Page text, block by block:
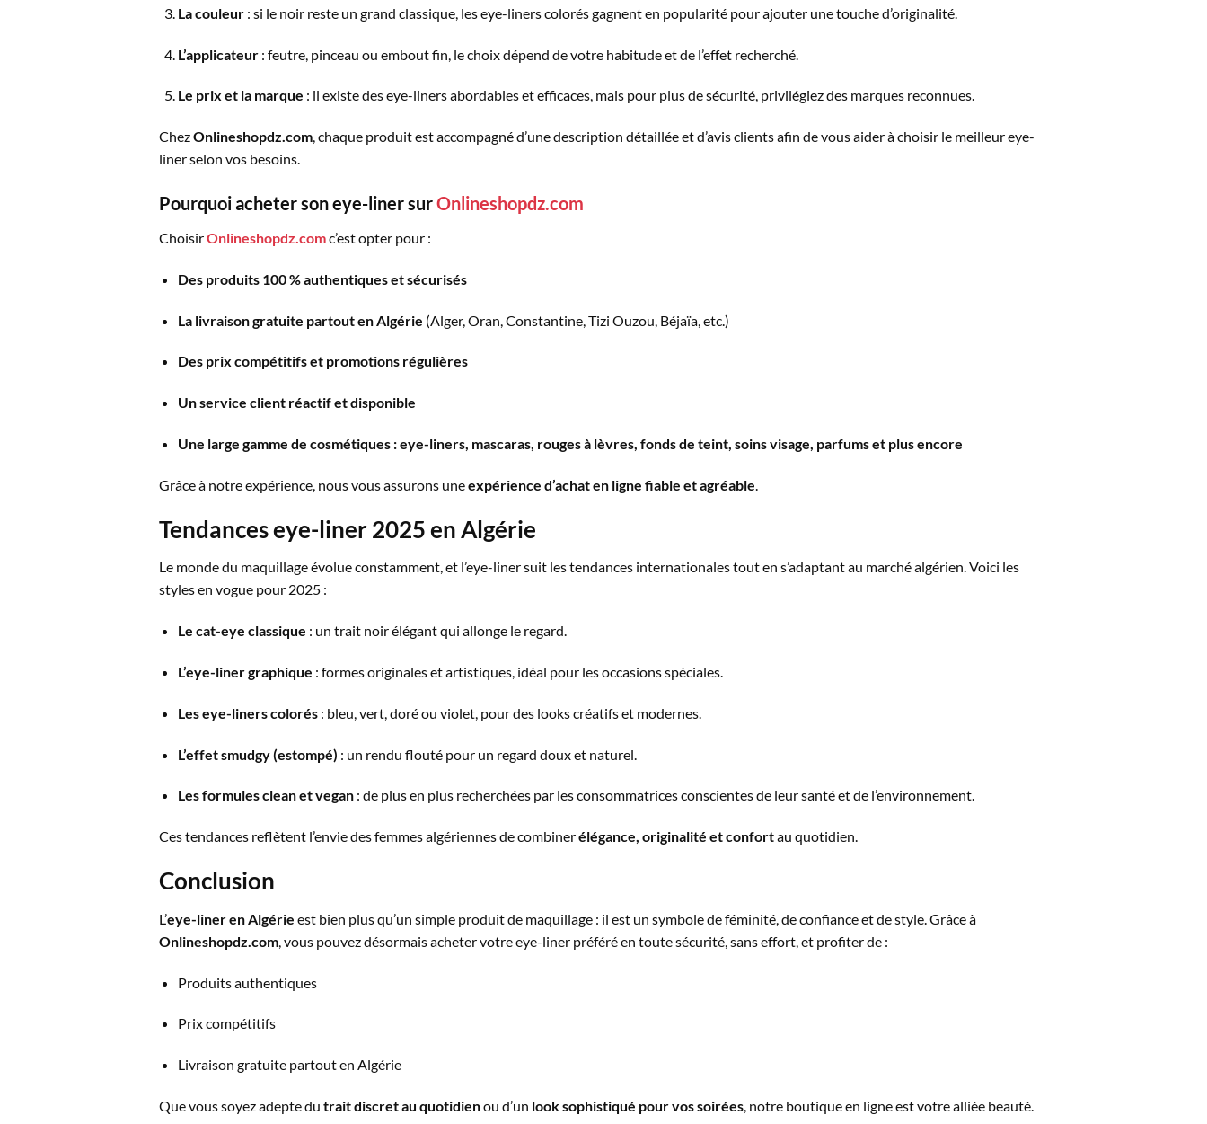
La couleur: si le noir reste un grand classique, les eye-liners colorés gagnent en popularité pour ajouter une touche d’originalité.
L’applicateur: feutre, pinceau ou embout fin, le choix dépend de votre habitude et de l’effet recherché.
Le prix et la marque : il existe des eye-liners abordables et efficaces, mais pour plus de sécurité, privilégiez des marques reconnues.
ChezOnlineshopdz.com, chaque produit est accompagné d’une description détaillée et d’avis clients afin de vous aider à choisir le meilleur eye-
liner selon vos besoins.
Pourquoi acheter son eye-liner surOnlineshopdz.com
ChoisirOnlineshopdz.comc’est opter pour :
Des produits 100 % authentiques et sécurisés
La livraison gratuite partout en Algérie (Alger, Oran, Constantine, Tizi Ouzou, Béjaïa, etc.)
Des prix compétitifs et promotions régulières
Un service client réactif et disponible
Une large gamme de cosmétiques : eye-liners, mascaras, rouges à lèvres, fonds de teint, soins visage, parfums et plus encore
Grâce à notre expérience, nous vous assurons uneexpérience d’achat en ligne fiable et agréable
Tendances eye-liner 2025 en Algérie
Le monde du maquillage évolue constamment, et l’eye-liner suit les tendances internationales tout en s’adaptant au marché algérien. Voici les
styles en vogue pour 2025 :
Le cat-eye classique : un trait noir élégant qui allonge le regard.
L’eye-liner graphique : formes originales et artistiques, idéal pour les occasions spéciales.
Les eye-liners colorés: bleu, vert, doré ou violet, pour des looks créatifs et modernes.
L’effet smudgy (estompé) : un rendu flouté pour un regard doux et naturel.
Les formules clean et vegan: de plus en plus recherchées par les consommatrices conscientes de leur santé et de l’environnement.
Ces tendances reflètent l’envie des femmes algériennes de combinerélégance, originalité et confortau quotidien.
Conclusion
L’eye-liner en Algérie est bien plus qu’un simple produit de maquillage : il est un symbole de féminité, de confiance et de style. Grâce à
Onlineshopdz.com , vous pouvez désormais acheter votre eye-liner préféré en toute sécurité, sans effort, et profiter de :
Produits authentiques
Prix compétitifs
Livraison gratuite partout en Algérie
Que vous soyez adepte du trait discret au quotidienou d’un look sophistiqué pour vos soirées, notre boutique en ligne est votre alliée beauté.